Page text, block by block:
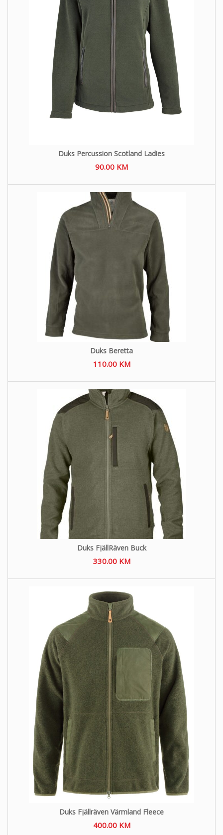
Duks Percussion Scotland Ladies
90.00 KM
Duks Beretta
110.00 KM
Duks FjällRäven Buck
330.00 KM
Duks Fjällräven Värmland Fleece
400.00 KM